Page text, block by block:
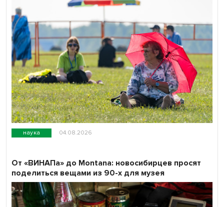
наука 04.08.2026
От «ВИНАПа» до Montana: новосибирцев просят
поделиться вещами из 90-х для музея